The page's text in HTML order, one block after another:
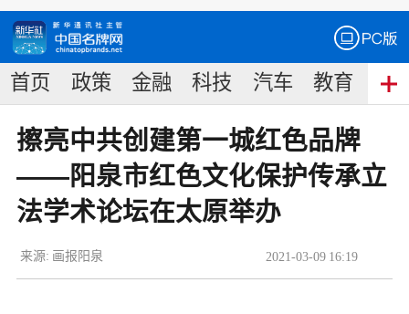
首页 政策 金融 科技 汽车 教育 食
擦亮中共创建第一城红色品牌
——阳泉市红色文化保护传承立
法学术论坛在太原举办
2021-03-09 16:19
来源: 画报阳泉